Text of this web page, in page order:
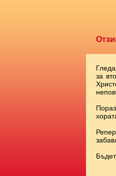
за